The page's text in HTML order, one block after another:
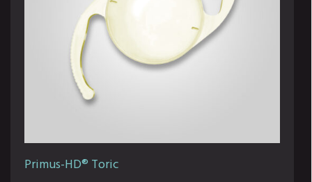
Primus-HD® Toric